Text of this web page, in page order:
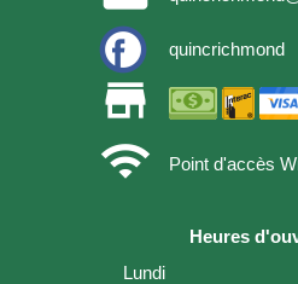
quincrichmond
store
wifi
Point d'accès
Heures
Lundi